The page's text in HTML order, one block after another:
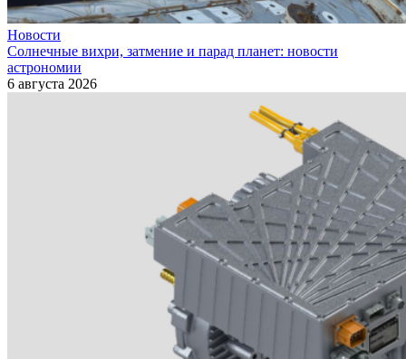
Новости
Солнечные вихри, затмение и парад планет: новости
астрономии
6 августа 2026